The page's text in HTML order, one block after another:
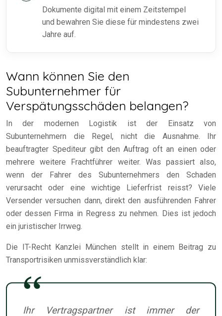
Dokumente digital mit einem Zeitstempel
und bewahren Sie diese für mindestens zwei
Jahre auf.
Wann können Sie den
Subunternehmer für
Verspätungsschäden belangen?
In der modernen Logistik ist der Einsatz von
Subunternehmern die Regel, nicht die Ausnahme. Ihr
beauftragter Spediteur gibt den Auftrag oft an einen oder
mehrere weitere Frachtführer weiter. Was passiert also,
wenn der Fahrer des Subunternehmers den Schaden
verursacht oder eine wichtige Lieferfrist reisst? Viele
Versender versuchen dann, direkt den ausführenden Fahrer
oder dessen Firma in Regress zu nehmen. Dies ist jedoch
ein juristischer Irrweg.
Die IT-Recht Kanzlei München stellt in einem Beitrag zu
Transportrisiken unmissverständlich klar:
Ihr Vertragspartner ist immer der